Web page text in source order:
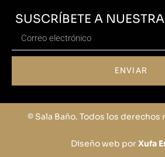
SUSCRÍBETE A
ENVIAR
© Sala Baño. Todos los
Diseño web porXufa